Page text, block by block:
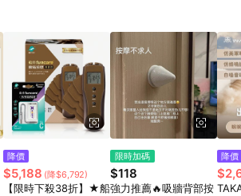
降價
$5,188 (降$6,792)
【限時下殺38折】★船
限時加碼
$118
強力推薦🔥吸牆背部按
降價